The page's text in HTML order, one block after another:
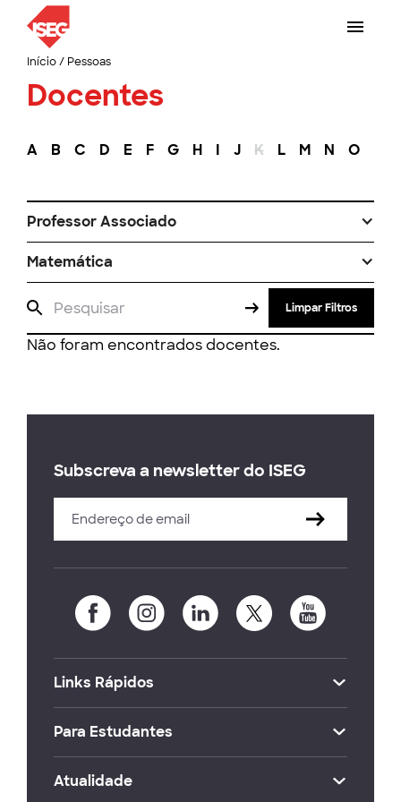
Início/ Pessoas
Docentes
A B C D E F G H I J K L M N O
Professor Associado
Matemática
Limpar Filtros
Não foram encontrados docentes.
Subscreva a newsletter do ISEG
Links Rápidos
Para Estudantes
Atualidade